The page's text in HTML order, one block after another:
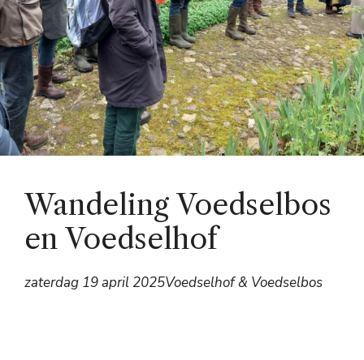
Wandeling Voedselbos
en Voedselhof
zaterdag 19 april 2025Voedselhof & Voedselbos